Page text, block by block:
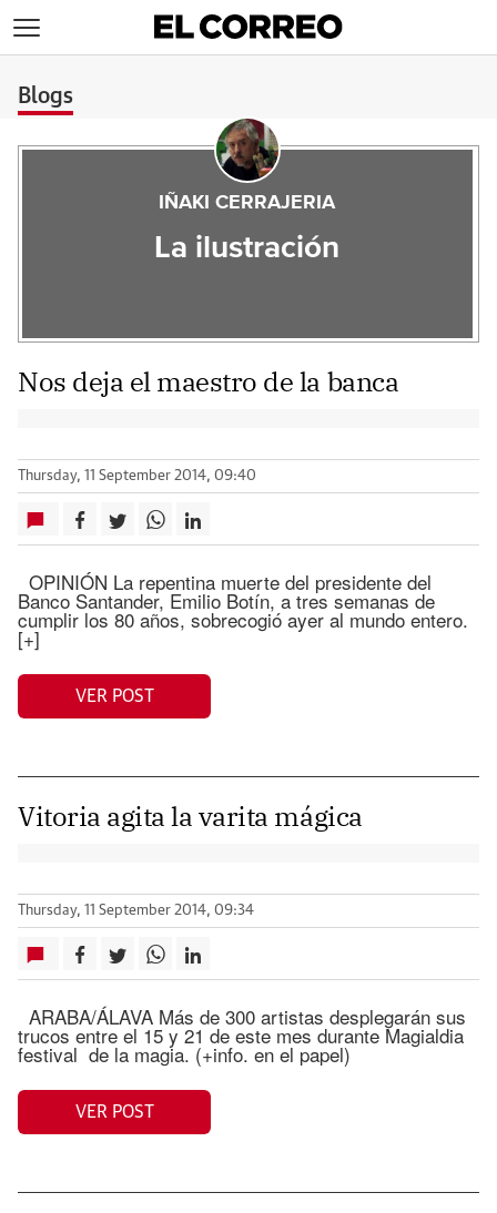
Blogs
IÑAKI CERRAJERIA
La ilustración
Nos deja el maestro de la banca
Thursday, 11 September 2014, 09:40
OPINIÓN La repentina muerte del presidente del
Banco Santander, Emilio Botín, a tres semanas de
cumplir los 80 años, sobrecogió ayer al mundo entero.
[+]
VER POST
Vitoria agita la varita mágica
Thursday, 11 September 2014, 09:34
ARABA/ÁLAVA Más de 300 artistas desplegarán sus
trucos entre el 15 y 21 de este mes durante Magialdia
festival de la magia. (+info. en el papel)
VER POST